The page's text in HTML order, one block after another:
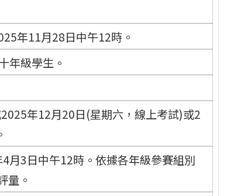
年11月28日中午12時。
年級學生。
年12月20日(星期六，線上考試)或2
月3日中午12時。依據各年級參賽組別
量。